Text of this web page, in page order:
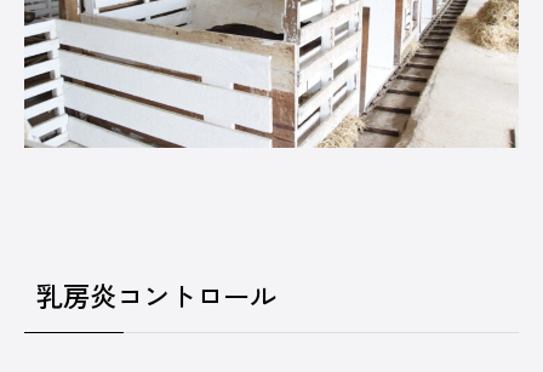
乳房炎コントロール